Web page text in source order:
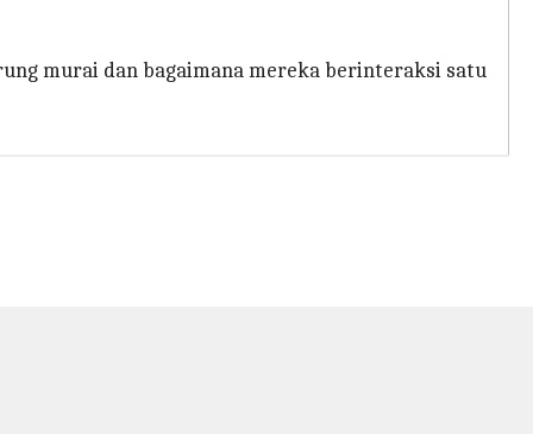
murai dan bagaimana mereka berinteraksi satu